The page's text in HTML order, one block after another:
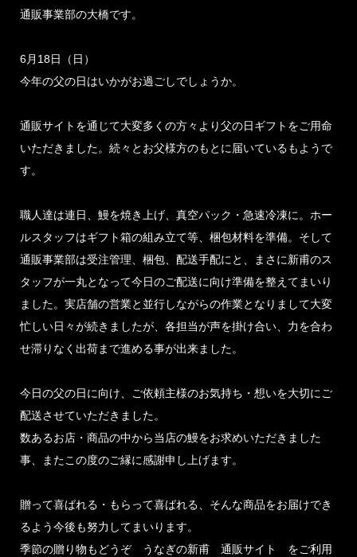
通販事業部の大橋です。
6月18日（日）
今年の父の日はいかがお過ごしでしょうか。
通販サイトを通じて大変多くの方々より父の日ギフトをご用命
いただきました。続々とお父様方のもとに届いているもようで
す。
職人達は連日、鰻を焼き上げ、真空パック・急速冷凍に。ホー
ルスタッフはギフト箱の組み立て等、梱包材料を準備。そして
通販事業部は受注管理、梱包、配送手配にと、まさに新甫のス
タッフが一丸となって今日のご配送に向け準備を整えてまいり
ました。実店舗の営業と並行しながらの作業となりまして大変
忙しい日々が続きましたが、各担当が声を掛け合い、力を合わ
せ滞りなく出荷まで進める事が出来ました。
今日の父の日に向け、ご依頼主様のお気持ち・想いを大切にご
配送させていただきました。
数あるお店・商品の中から当店の鰻をお求めいただきました
事、またこの度のご縁に感謝申し上げます。
贈って喜ばれる・もらって喜ばれる、そんな商品をお届けでき
るよう今後も努力してまいります。
季節の贈り物もどうぞ うなぎの新甫 通販サイト をご利用